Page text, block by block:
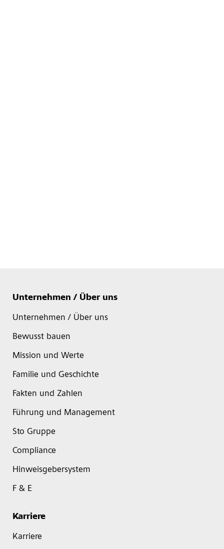
Unternehmen / Über uns
Unternehmen / Über uns
Bewusst bauen
Mission und Werte
Familie und Geschichte
Fakten und Zahlen
Führung und Management
Sto Gruppe
Compliance
Hinweisgebersystem
F & E
Karriere
Karriere